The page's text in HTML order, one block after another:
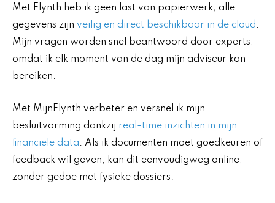
Met Flynth heb ik geen last van papierwerk; alle
gegevens zijn veilig en direct beschikbaar in de cloud .
Mijn vragen worden snel beantwoord door experts,
omdat ik elk moment van de dag mijn adviseur kan
bereiken.
Met MijnFlynth verbeter en versnel ik mijn
besluitvorming dankzij real-time inzichten in mijn
financiële data. Als ik documenten moet goedkeuren of
feedback wil geven, kan dit eenvoudigweg online,
zonder gedoe met fysieke dossiers.